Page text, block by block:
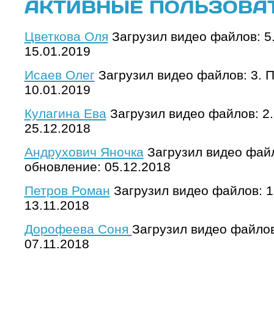
АКТИВНЫЕ
Цветкова Оля Загрузил видео файлов:
15.01.2019
Исаев Олег Загрузил видео файлов: 3.
10.01.2019
Кулагина ЕваЗагрузил видео файлов:
25.12.2018
Андрухович ЯночкаЗагрузил видео
обновление: 05.12.2018
Петров Роман Загрузил видео файлов:
13.11.2018
Дорофеева Соня Загрузил видео
07.11.2018